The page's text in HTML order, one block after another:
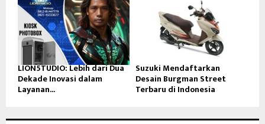
LION5TUDIO: Lebih dari Dua
Dekade Inovasi dalam
Layanan...
Suzuki Mendaftarkan
Desain Burgman Street
Terbaru di Indonesia